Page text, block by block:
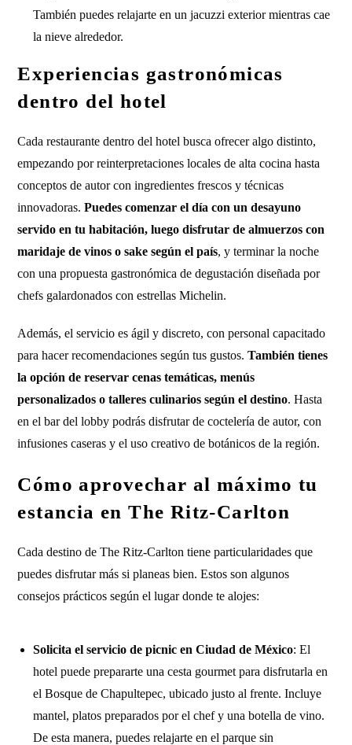
También puedes relajarte en un jacuzzi exterior mientras cae
la nieve alrededor.
Experiencias gastronómicas
dentro del hotel
Cada restaurante dentro del hotel busca ofrecer algo distinto,
empezando por reinterpretaciones locales de alta cocina hasta
conceptos de autor con ingredientes frescos y técnicas
innovadoras.Puedes comenzar el día con un desayuno
servido en tu habitación, luego disfrutar de almuerzos con
maridaje de vinos o sake según el país, y terminar la noche
con una propuesta gastronómica de degustación diseñada por
chefs galardonados con estrellas Michelin.
Además, el servicio es ágil y discreto, con personal capacitado
para hacer recomendaciones según tus gustos.También tienes
la opción de reservar cenas temáticas, menús
personalizados o talleres culinarios según el destino. Hasta
en el bar del lobby podrás disfrutar de coctelería de autor, con
infusiones caseras y el uso creativo de botánicos de la región.
Cómo aprovechar al máximo tu
estancia en The Ritz-Carlton
Cada destino de The Ritz-Carlton tiene particularidades que
puedes disfrutar más si planeas bien. Estos son algunos
consejos prácticos según el lugar donde te alojes:
Solicita el servicio de picnic en Ciudad de México: El
hotel puede prepararte una cesta gourmet para disfrutarla en
el Bosque de Chapultepec, ubicado justo al frente. Incluye
mantel, platos preparados por el chef y una botella de vino.
De esta manera, puedes relajarte en el parque sin